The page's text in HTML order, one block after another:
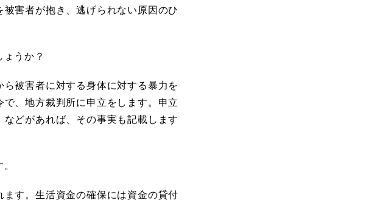
害者が抱き、逃げられない原因のひ
うか？
被害者に対する身体に対する暴力を
、地方裁判所に申立をします。申立
どがあれば、その事実も記載します
す。生活資金の確保には資金の貸付